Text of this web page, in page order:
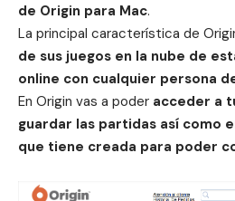
de Origin para Mac.
La principal característica de
de sus juegos en la nube de
online con cualquier persona
En Origin vas a poder acceder a
guardar las partidas así como
que tiene creada para poder